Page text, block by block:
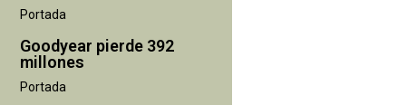
Portada
Goodyear pierde 392
millones
Portada